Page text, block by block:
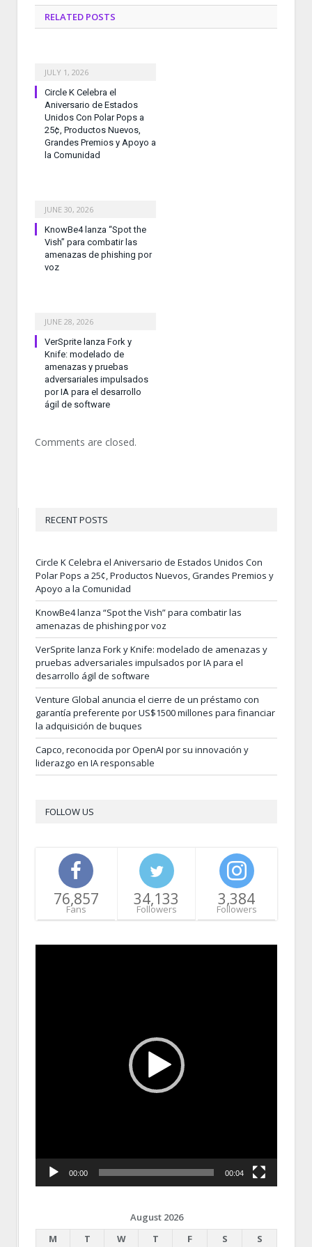
RELATED POSTS
JULY 1, 2026
Circle K Celebra el
Aniversario de Estados
Unidos Con Polar Pops a
25¢, Productos Nuevos,
Grandes Premios y Apoyo a
la Comunidad
JUNE 30, 2026
KnowBe4 lanza “Spot the
Vish” para combatir las
amenazas de phishing por
voz
JUNE 28, 2026
VerSprite lanza Fork y
Knife: modelado de
amenazas y pruebas
adversariales impulsados
por IA para el desarrollo
ágil de software
Comments are closed.
RECENT POSTS
Circle K Celebra el Aniversario de Estados Unidos Con
Polar Pops a 25¢, Productos Nuevos, Grandes Premios y
Apoyo a la Comunidad
KnowBe4 lanza “Spot the Vish” para combatir las
amenazas de phishing por voz
VerSprite lanza Fork y Knife: modelado de amenazas y
pruebas adversariales impulsados por IA para el
desarrollo ágil de software
Venture Global anuncia el cierre de un préstamo con
garantía preferente por US$1500 millones para financiar
la adquisición de buques
Capco, reconocida por OpenAI por su innovación y
liderazgo en IA responsable
FOLLOW US
76,857
Fans
34,133
Followers
3,384
Followers
00:00 00:04
August 2026
M
T W T F S
S